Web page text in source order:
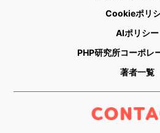
Cookieポリ
AIポリシー
PHP研究所コーポレ
著者一覧